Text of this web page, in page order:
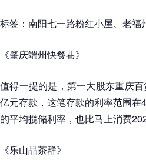
标签：南阳七一路粉红小屋、老
《肇庆端州快餐巷》
值得一提的是，第一大股东重庆
亿元存款，这笔存款的利率范围
的平均揽储利率，也比马上消费
《乐山品茶群》